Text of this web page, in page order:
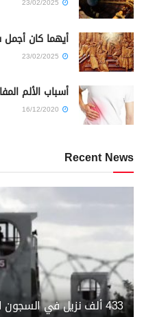
أيهما كان
أسباب الألم
Recent News
433 ألف نزيل في السجون التركية